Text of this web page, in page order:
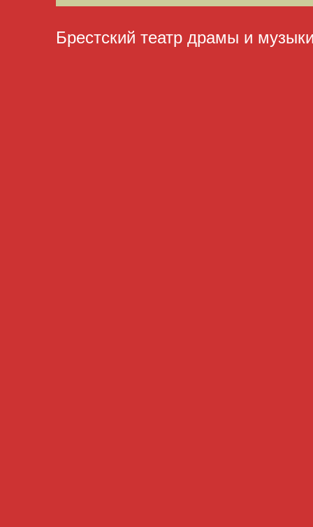
Брестский театр драмы и